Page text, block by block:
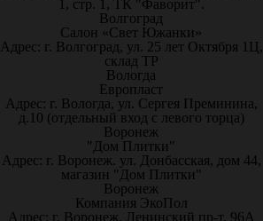
1, стр. 1, ТК "Фаворит".
Волгоград
Салон «Свет Южанки»
Адрес: г. Волгоград, ул. 25 лет Октября 1Ц,
склад ТР
Вологда
Европласт
Адрес: г. Вологда, ул. Сергея Преминина,
д.10 (отдельный вход с левого торца)
Воронеж
"Дом Плитки"
Адрес: г. Воронеж. ул. Донбасская, дом 44,
магазин "Дом Плитки"
Воронеж
Компания ЭкоПол
Адрес: г. Воронеж, Ленинский пр-т, 96А